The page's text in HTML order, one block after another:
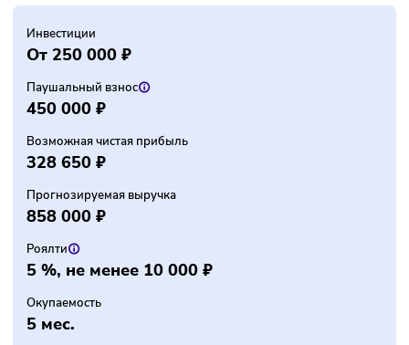
Открыто франшиз
152+
Финансы
От 250 000 ₽
450 000 ₽
Возможная чистая прибыль
328 650 ₽